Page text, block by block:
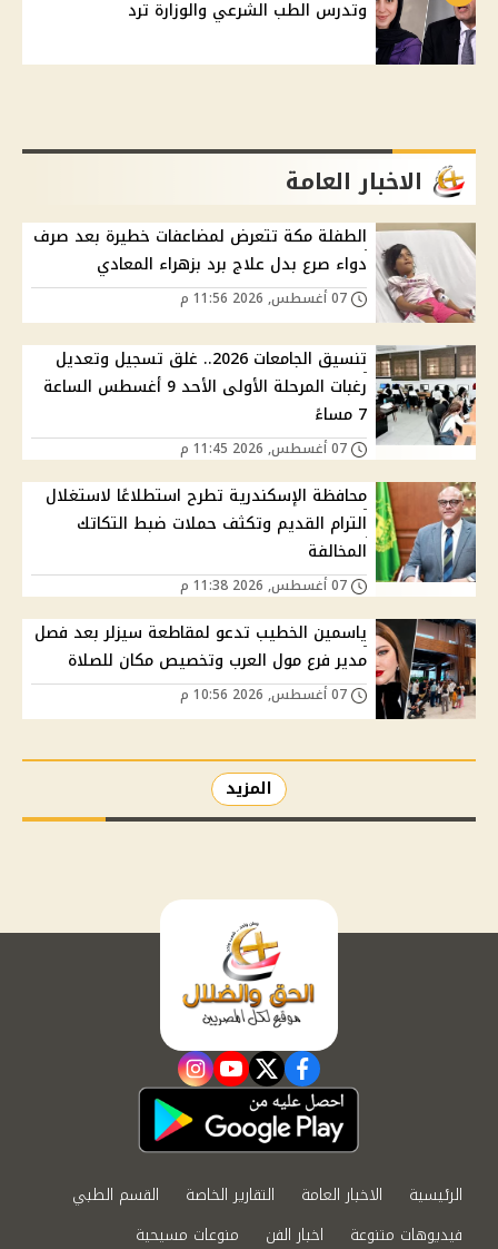
وتدرس الطب الشرعي والوزارة ترد
الاخبار العامة
الطفلة مكة تتعرض لمضاعفات خطيرة بعد صرف
دواء صرع بدل علاج برد بزهراء المعادي
تنسيق الجامعات 2026.. غلق تسجيل وتعديل
رغبات المرحلة الأولى الأحد 9 أغسطس الساعة
7 مساءً
محافظة الإسكندرية تطرح استطلاعًا لاستغلال
الترام القديم وتكثف حملات ضبط التكاتك
المخالفة
ياسمين الخطيب تدعو لمقاطعة سيزلر بعد فصل
مدير فرع مول العرب وتخصيص مكان للصلاة
المزيد
facebook
twitter
youtube
instagram
الرئيسية الاخبار العامة التقارير الخاصة
القسم الطبي
فيديوهات متنوعة
اخبار الفن منوعات مسيحية